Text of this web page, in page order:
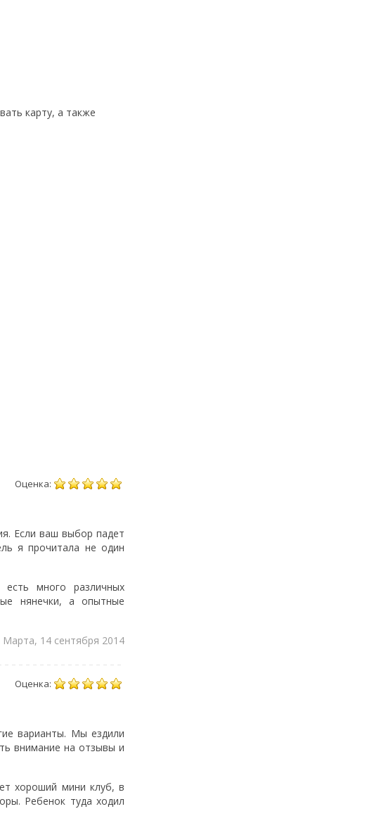
карту, а также
Оценка:
Если ваш выбор падет
я прочитала не один
много различных
нянечки, а опытные
Марта, 14 сентября 2014
Оценка:
варианты. Мы ездили
внимание на отзывы и
хороший мини клуб, в
Ребенок туда ходил